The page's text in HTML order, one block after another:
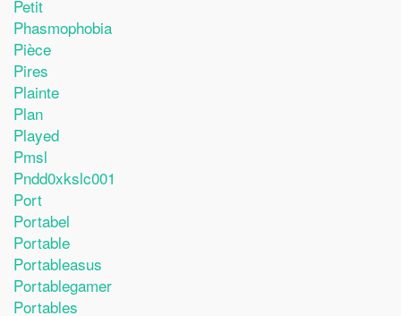
Petit
Phasmophobia
Pièce
Pires
Plainte
Plan
Played
Pmsl
Pndd0xkslc001
Port
Portabel
Portable
Portableasus
Portablegamer
Portables